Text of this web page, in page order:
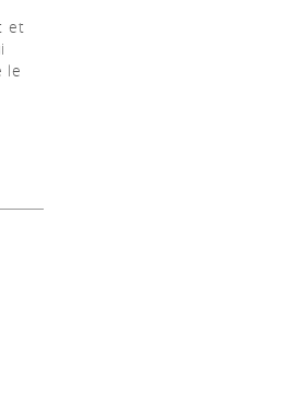
et
le